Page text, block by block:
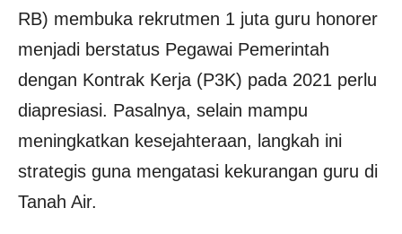
RB) membuka rekrutmen 1 juta guru honorer
menjadi berstatus Pegawai Pemerintah
dengan Kontrak Kerja (P3K) pada 2021 perlu
diapresiasi. Pasalnya, selain mampu
meningkatkan kesejahteraan, langkah ini
strategis guna mengatasi kekurangan guru di
Tanah Air.